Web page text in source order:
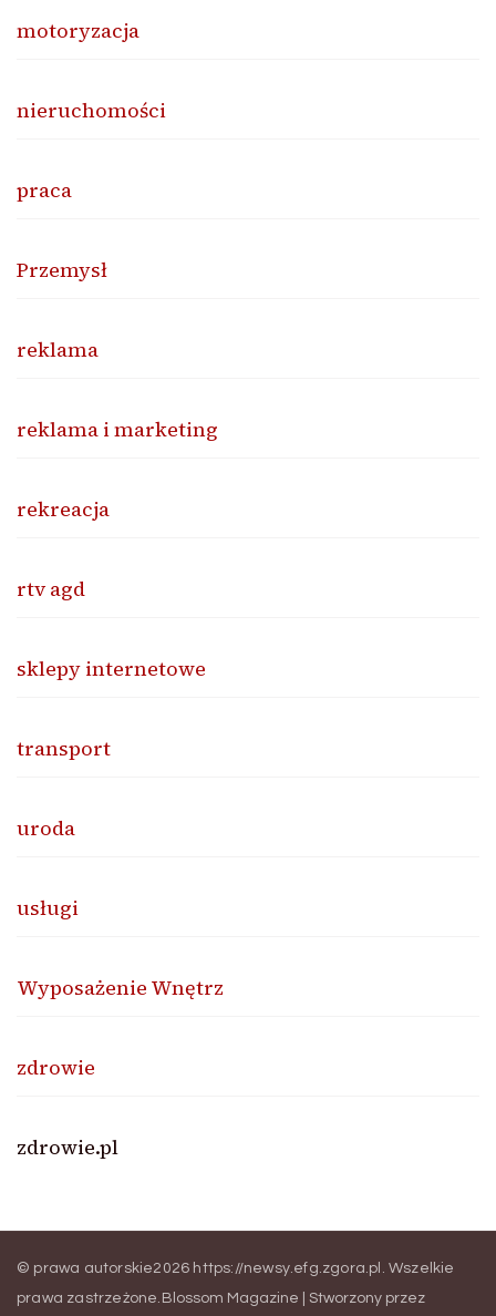
motoryzacja
nieruchomości
praca
Przemysł
reklama
reklama i marketing
rekreacja
rtv agd
sklepy internetowe
transport
uroda
usługi
Wyposażenie Wnętrz
zdrowie
zdrowie.pl
© prawa autorskie2026 https://newsy.efg.zgora.pl . Wszelkie
prawa zastrzeżone. Blossom Magazine | Stworzony przez